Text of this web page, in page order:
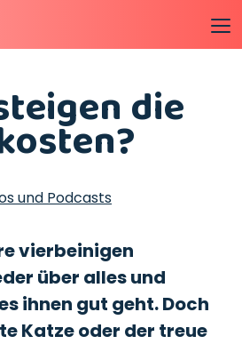
die
und Podcasts
vierbeinigen
über alles und
ihnen gut geht. Doch
Katze oder der treue